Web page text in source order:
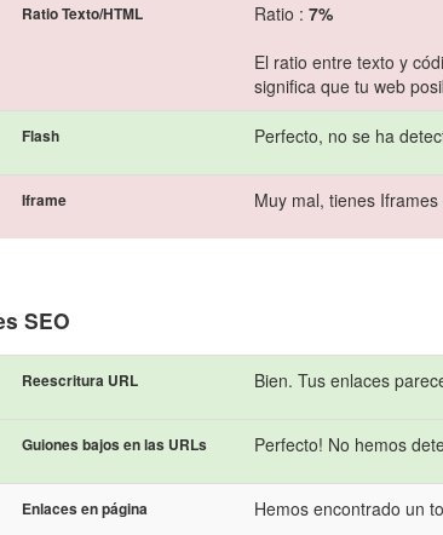
Ratio Texto/HTML Ratio : 7%
El ratio entre texto y
significa que tu web
Flash Perfecto, no se ha
Iframe Muy mal, tienes
SEO
Reescritura URL Bien. Tus enlaces
Guiones bajos en las URLs Perfecto! No hemos
Enlaces en página Hemos encontrado un